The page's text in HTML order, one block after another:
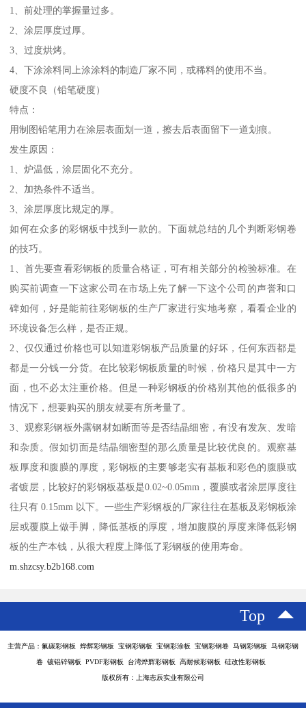
1、前处理的掌握量过多。
2、涂层厚度过厚。
3、过度烘烤。
4、下涂涂料同上涂涂料的制造厂家不同，或稀料的使用不当。
硬度不良（铅笔硬度）
特点：
用制图铅笔用力在涂层表面划一道，擦去后表面留下一道划痕。
发生原因：
1、炉温低，涂层固化不充分。
2、加热条件不适当。
3、涂层厚度比规定的厚。
如何在众多的彩钢板中找到一款的。下面就总结的几个判断彩钢卷
的技巧。
1、首先要查看彩钢板的质量合格证，可有相关部分的检验标准。在
购买前调查一下这家公司在市场上先了解一下这个公司的声誉和口
碑如何，好是能前往彩钢板的生产厂家进行实地考察，看看企业的
环境设备怎么样，是否正规。
2、仅仅通过价格也可以知道彩钢板产品质量的好坏，任何东西都是
都是一分钱一分货。在比较彩钢板质量的时候，价格只是其中一方
面，也不必太注重价格。但是一种彩钢板的价格别其他的低很多的
情况下，想要购买的朋友就要有所考量了。
3、观察彩钢板外露钢材如断面等是否结晶细密，有没有发灰、发暗
和杂质。假如切面是结晶细密型的那么质量是比较优良的。观察基
板厚度和腹膜的厚度，彩钢板的主要够老实有基板和彩色的腹膜或
者镀层，比较好的彩钢板基板是0.02~0.05mm，覆膜或者涂层厚度往
往只有 0.15mm 以下。一些生产彩钢板的厂家往往在基板及彩钢板涂
层或覆膜上做手脚，降低基板的厚度，增加腹膜的厚度来降低彩钢
板的生产本钱，从很大程度上降低了彩钢板的使用寿命。
m.shzcsy.b2b168.com
Top
主营产品：氟碳彩钢板 烨辉彩钢板 宝钢彩钢板 宝钢彩涂板 宝钢彩钢卷 马钢彩钢板 马钢彩钢
卷 镀铝锌钢板 PVDF彩钢板 台湾烨辉彩钢板 高耐候彩钢板 硅改性彩钢板
版权所有：上海志辰实业有限公司